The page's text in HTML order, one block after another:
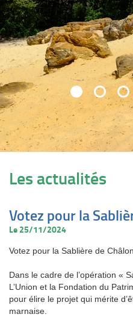
Les actualités
Votez pour la
Le 25/11/2024
Votez pour la Sablière de
Dans le cadre de l’opération «
L’Union et la Fondation du
pour élire le projet qui mérite
marnaise.